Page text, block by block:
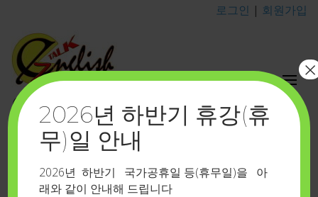
로그인 | 회원가입
이지톡영어포유
카톡 아이디 : eztalkenglish
상품 갤러리-532
2026년 하반기 휴강(휴
무)일 안내
2026년 하반기 국가공휴일 등(휴무일)을 아
래와 같이 안내해 드립니다
×